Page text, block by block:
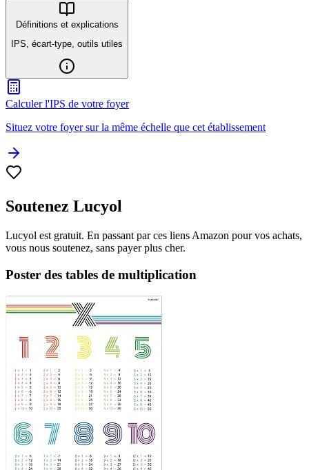
Définitions et explications
IPS, écart-type, outils utiles
Calculer l'IPS de votre foyer
Situez votre foyer sur la même échelle que cet établissement
Soutenez Lucyol
Lucyol est gratuit. En passant par ces liens Amazon pour vos achats,
vous nous soutenez, sans payer plus cher.
Poster des tables de multiplication